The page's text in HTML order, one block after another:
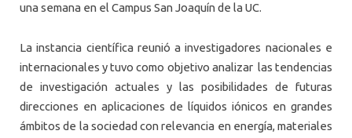
una semana en el Campus San Joaquín de la UC.
La instancia científica reunió a investigadores nacionales e
internacionales y tuvo como objetivo analizar las tendencias
de investigación actuales y las posibilidades de futuras
direcciones en aplicaciones de líquidos iónicos en grandes
ámbitos de la sociedad con relevancia en energía, materiales